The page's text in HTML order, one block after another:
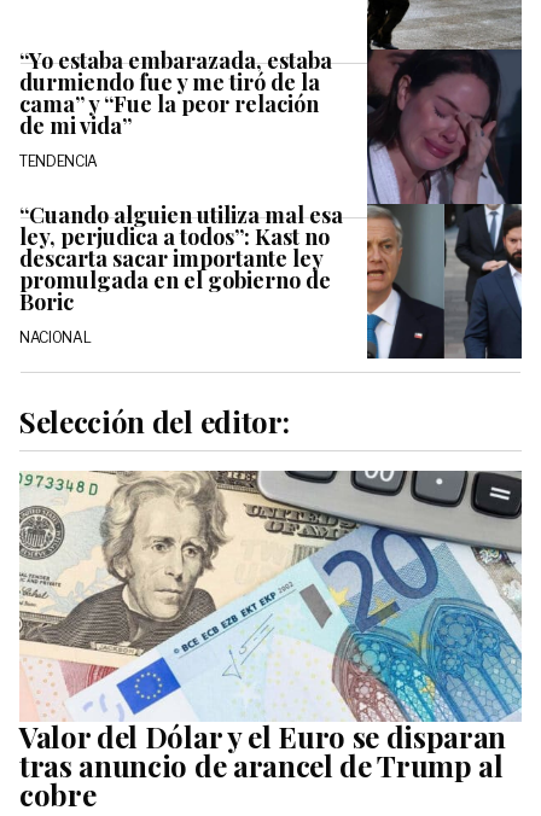
“Yo estaba embarazada, estaba
durmiendo fue y me tiró de la
cama” y “Fue la peor relación
de mi vida”
TENDENCIA
“Cuando alguien utiliza mal esa
ley, perjudica a todos”: Kast no
descarta sacar importante ley
promulgada en el gobierno de
Boric
NACIONAL
Selección del editor:
Valor del Dólar y el Euro se disparan
tras anuncio de arancel de Trump al
cobre